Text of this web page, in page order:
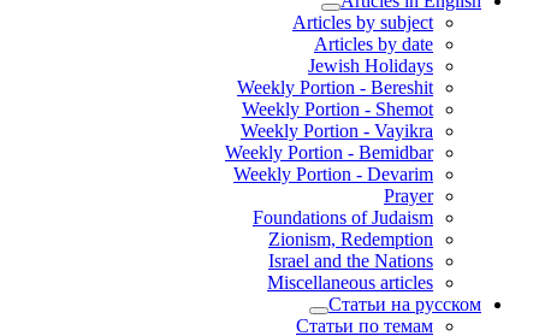
Articles by subject
Articles by date
Jewish Holidays
Weekly Portion - Bereshit
Weekly Portion - Shemot
Weekly Portion - Vayikra
Weekly Portion - Bemidbar
Weekly Portion - Devarim
Prayer
Foundations of Judaism
Zionism, Redemption
Israel and the Nations
Miscellaneous articles
Статьи на русском
Статьи по темам